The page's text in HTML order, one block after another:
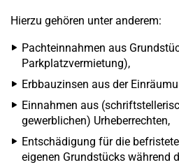
Hierzu gehören unter anderem:
Pachteinnahmen aus
Parkplatzvermietung),
Erbbauzinsen aus der
Einnahmen aus
gewerblichen) Urheberrechten,
Entschädigung für die
eigenen Grundstücks während